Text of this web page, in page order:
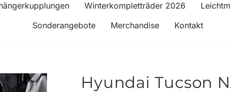
Winterkompletträder 2026
Sonderangebote
Merchandise Kontakt
Hyundai Tucson